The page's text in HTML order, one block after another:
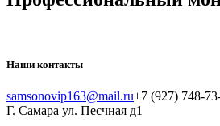
Наши контакты
samsonovip163@mail.ru+7 (927) 748-
Г. Самара ул. Песчная д1